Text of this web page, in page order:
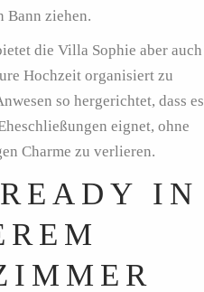
Bann ziehen.
die Villa Sophie aber auch
Hochzeit organisiert zu
so hergerichtet, dass es
eignet, ohne
Charme zu verlieren.
IN